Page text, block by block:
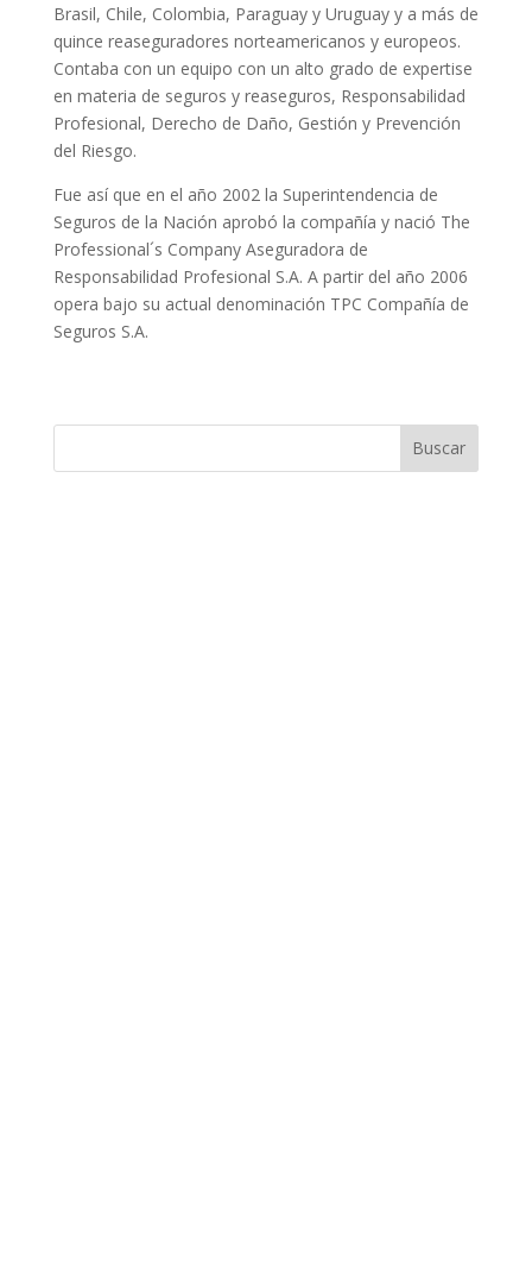
Brasil, Chile, Colombia, Paraguay y Uruguay y a más de
quince reaseguradores norteamericanos y europeos.
Contaba con un equipo con un alto grado de expertise
en materia de seguros y reaseguros, Responsabilidad
Profesional, Derecho de Daño, Gestión y Prevención
del Riesgo.
Fue así que en el año 2002 la Superintendencia de
Seguros de la Nación aprobó la compañía y nació The
Professional´s Company Aseguradora de
Responsabilidad Profesional S.A. A partir del año 2006
opera bajo su actual denominación TPC Compañía de
Seguros S.A.